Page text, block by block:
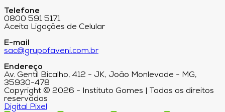
Telefone
0800 591 5171
Aceita Ligações de Celular
E-mail
sac@grupofaveni.com.br
Endereço
Av. Gentil Bicalho, 412 - JK, João Monlevade - MG,
35930-478
Copyright © 2026 - Instituto Gomes | Todos os direitos
reservados
Digital Pixel